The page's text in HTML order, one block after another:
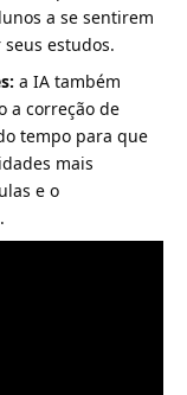
a se sentirem
estudos.
a IA também
a correção de
tempo para que
mais
e o